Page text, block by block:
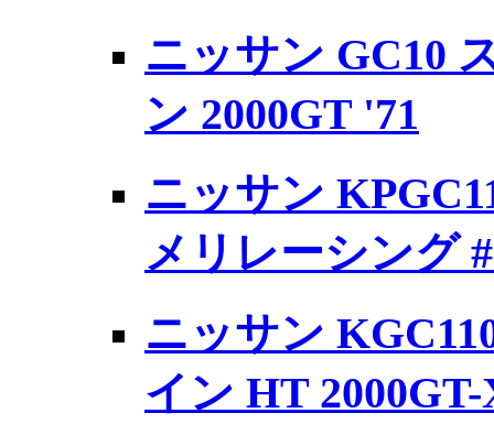
ニッサン GC10
ン 2000GT '71
ニッサン
メリレーシング
ニッサン
イン HT